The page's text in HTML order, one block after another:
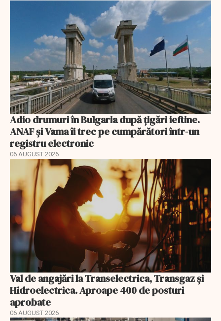
Adio drumuri în Bulgaria după țigări ieftine.
ANAF și Vama îi trec pe cumpărători într-un
registru electronic
06 AUGUST 2026
Val de angajări la Transelectrica, Transgaz și
Hidroelectrica. Aproape 400 de posturi
aprobate
06 AUGUST 2026